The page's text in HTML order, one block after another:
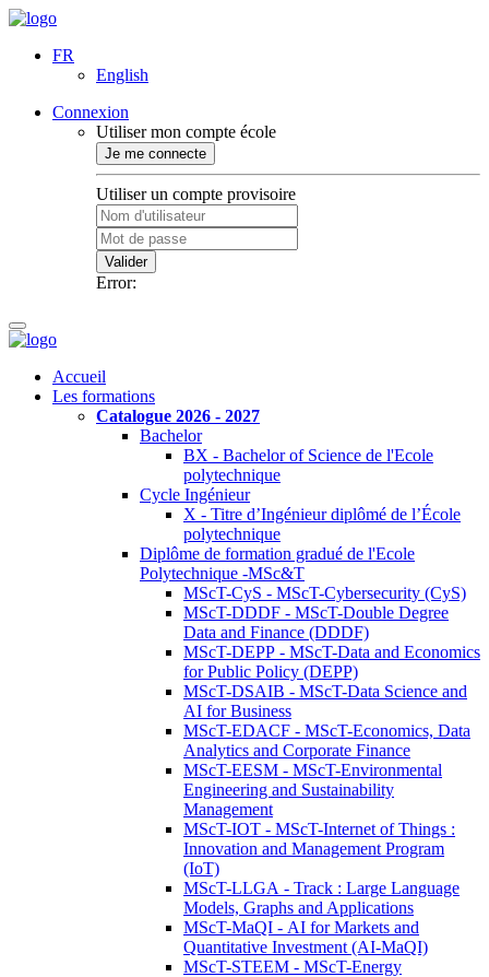
FR
English
Connexion
Utiliser mon compte école
Je me connecte
Utiliser un compte provisoire
Valider
Error:
Accueil
Les formations
Catalogue 2026 - 2027
Bachelor
BX - Bachelor of Science de l'Ecole
polytechnique
Cycle Ingénieur
X - Titre d’Ingénieur diplômé de l’École
polytechnique
Diplôme de formation gradué de l'Ecole
Polytechnique -MSc&T
MScT-CyS - MScT-Cybersecurity (CyS)
MScT-DDDF - MScT-Double Degree
Data and Finance (DDDF)
MScT-DEPP - MScT-Data and Economics
for Public Policy (DEPP)
MScT-DSAIB - MScT-Data Science and
AI for Business
MScT-EDACF - MScT-Economics, Data
Analytics and Corporate Finance
MScT-EESM - MScT-Environmental
Engineering and Sustainability
Management
MScT-IOT - MScT-Internet of Things :
Innovation and Management Program
(IoT)
MScT-LLGA - Track : Large Language
Models, Graphs and Applications
MScT-MaQI - AI for Markets and
Quantitative Investment (AI-MaQI)
MScT-STEEM - MScT-Energy